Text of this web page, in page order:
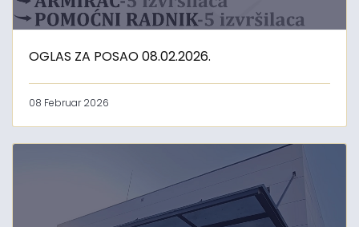
OGLAS ZA POSAO 08.02.2026.
08 Februar 2026